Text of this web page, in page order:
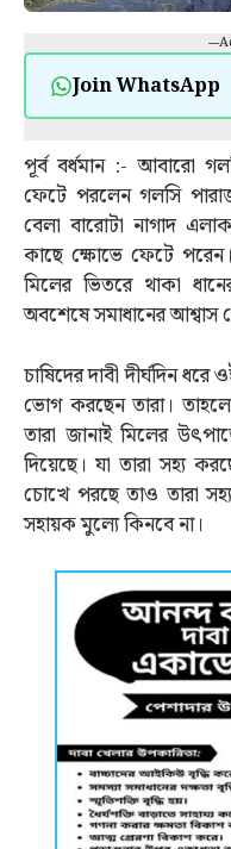
---
Join WhatsApp
পূর্ব বর্ধমান :- আবারো
ফেটে পরলেন গলসি
বেলা বারোটা নাগাদ
কাছে ক্ষোভে ফেটে
মিলের ভিতরে থাকা
অবশেষে সমাধানের আশ্বাস
চাষিদের দাবী দীর্ঘদিন
ভোগ করছেন তারা।
তারা জানাই মিলের
দিয়েছে। যা তারা সহ্য
চোখে পরছে তাও তারা
সহায়ক মুল্যে কিনবে না।